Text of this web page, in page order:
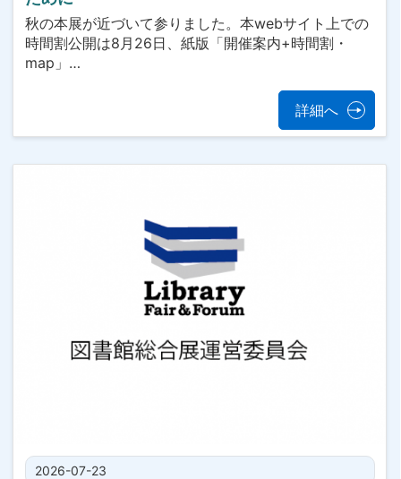
秋の本展が近づいて参りました。本webサイト上での
時間割公開は8月26日、紙版「開催案内+時間割・
map」…
詳細へ
2026-07-23